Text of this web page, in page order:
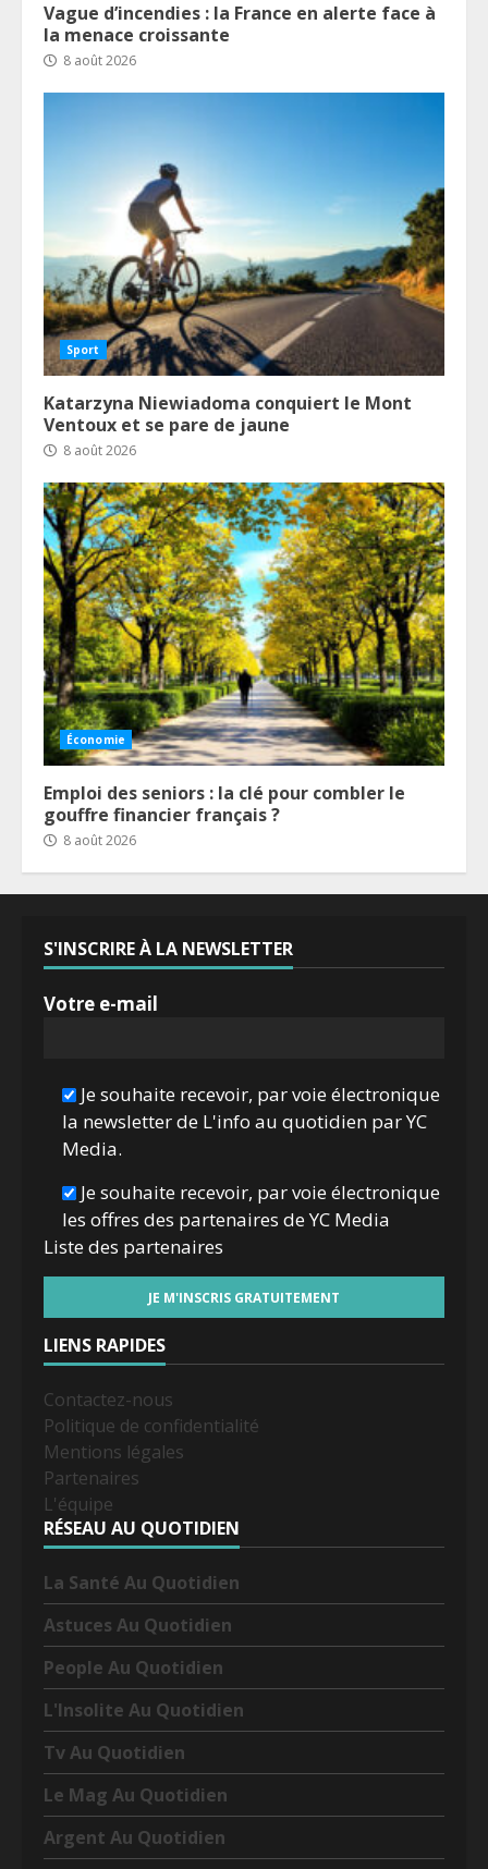
Vague d’incendies : la France en alerte face à
la menace croissante
8 août 2026
Sport
Katarzyna Niewiadoma conquiert le Mont
Ventoux et se pare de jaune
8 août 2026
Économie
Emploi des seniors : la clé pour combler le
gouffre financier français ?
8 août 2026
S'INSCRIRE À LA NEWSLETTER
Votre e-mail
Je souhaite recevoir, par voie électronique
la newsletter de L'info au quotidien par YC
Media.
Je souhaite recevoir, par voie électronique
les offres des partenaires de YC Media
Liste des partenaires
LIENS RAPIDES
Contactez-nous
Politique de confidentialité
Mentions légales
Partenaires
L'équipe
RÉSEAU AU QUOTIDIEN
La Santé Au Quotidien
Astuces Au Quotidien
People Au Quotidien
L'Insolite Au Quotidien
Tv Au Quotidien
Le Mag Au Quotidien
Argent Au Quotidien